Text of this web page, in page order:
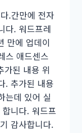
.간만에 전자
다. 워드프레
만에 업데이
스 애드센스
가된 내용 위
. 추가된 내용
는데 있어 실
니다. 워드프
감사합니다.